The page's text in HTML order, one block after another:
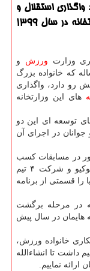
واگذاری استقلال و
پرسپولیس از مهمترین برنامه های این وزارتخانه در سال 1399
وزارت ورزش و
كه خانواده بزرگ
های این وزارتخانه
توسعه ای این دو
در اجرای آن
در مسابقات كسب
سهمیه المپیك و اعزام ملی پوشان آماده به توكیو و شركت ۴ تیم
را قسمتی از برنامه
در مرحله برگشت
هایمان در سال پیش
خانواده ورزش،
داشت تا انشاءالله
نماییم.